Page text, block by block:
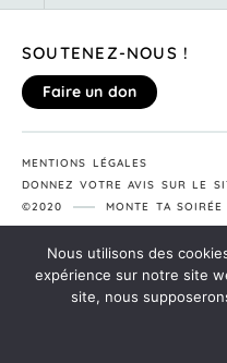
SOUTENEZ-NOUS !
Faire un don
MENTIONS LÉGALES
DONNEZ VOTRE AVIS SUR LE
©2020
MONTE TA SOIRÉE
Nous utilisons des
expérience sur notre site
site, nous